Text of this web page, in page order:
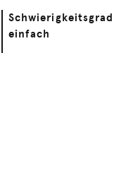
Schwierigkeitsgrad
einfach